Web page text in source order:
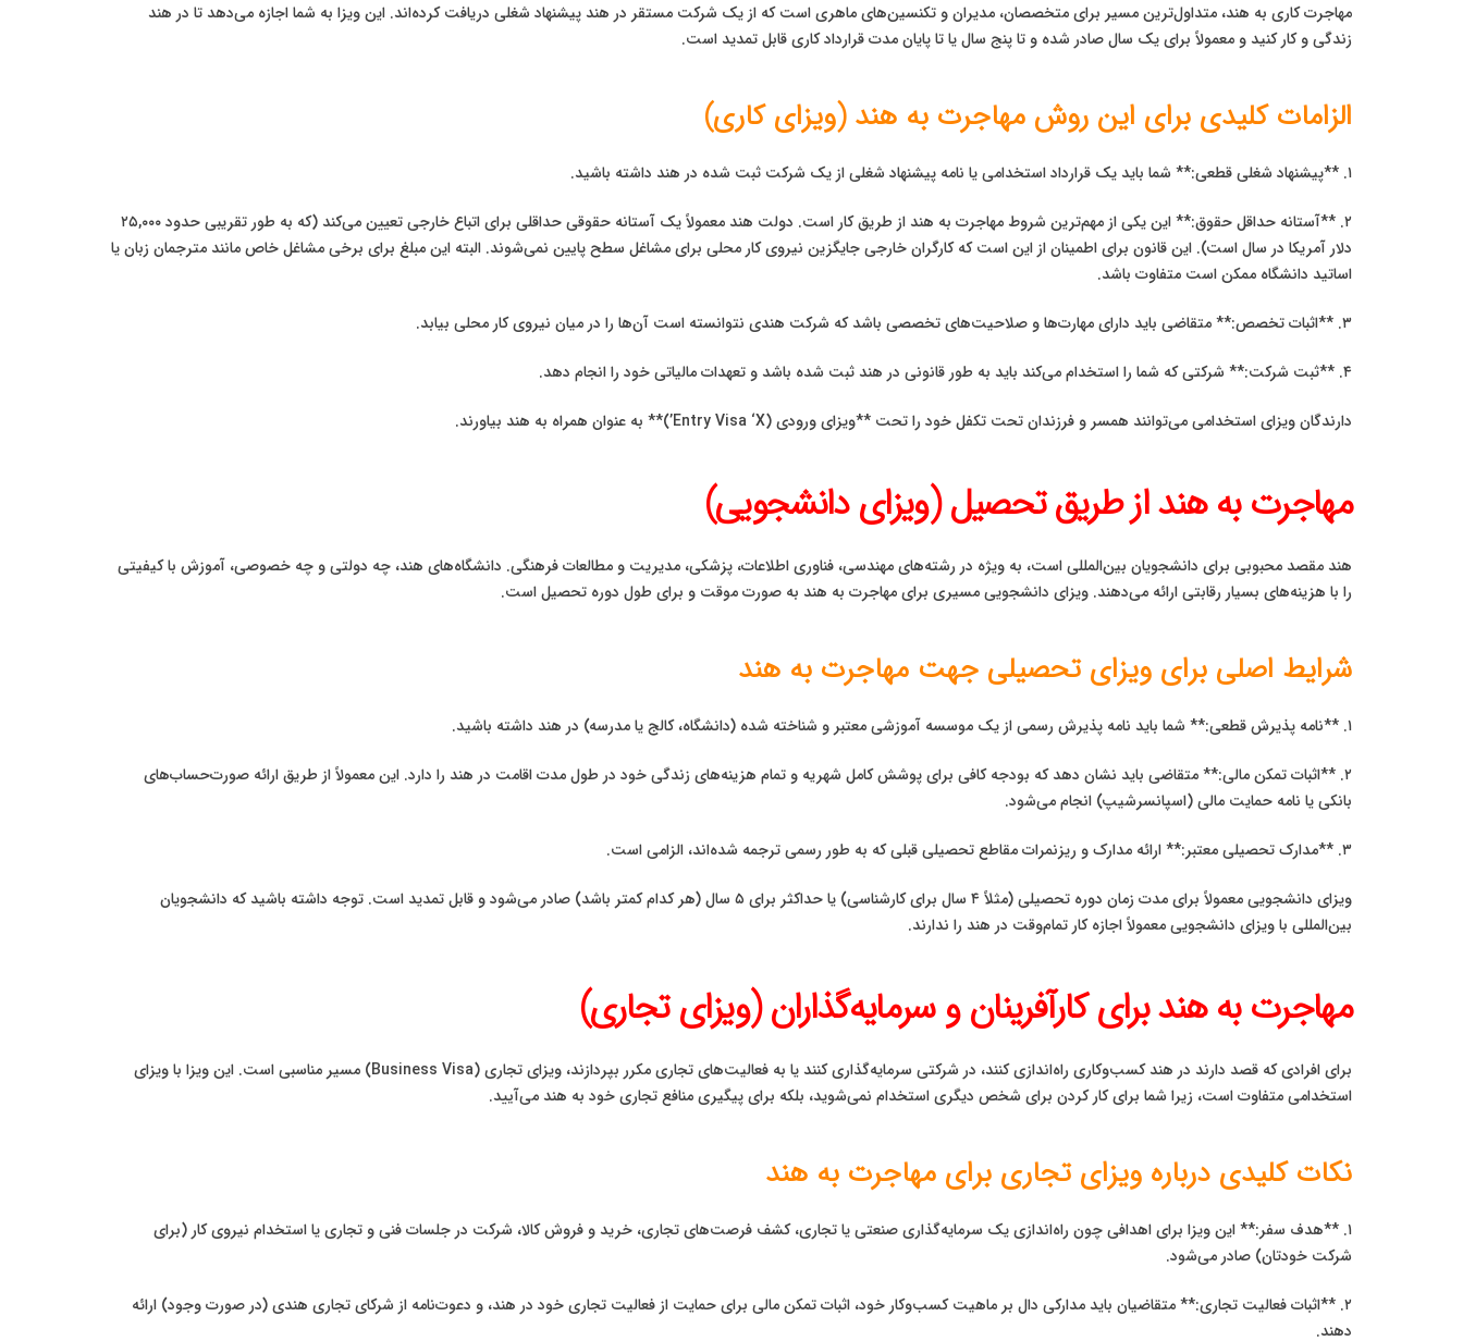
مهاجرت کاری به هند، متداول‌ترین مسیر برای متخصصان، مدیران و تکنسین‌های ماهری است که از یک شرکت مستقر در هند پیشنهاد شغلی دریافت کرده‌اند. این ویزا به شما اجازه می‌دهد تا در هند
زندگی و کار کنید و معمولاً برای یک سال صادر شده و تا پنج سال یا تا پایان مدت قرارداد کاری قابل تمدید است.
الزامات کلیدی برای این روش مهاجرت به هند (ویزای کاری)
۱. **پیشنهاد شغلی قطعی:** شما باید یک قرارداد استخدامی یا نامه پیشنهاد شغلی از یک شرکت ثبت شده در هند داشته باشید.
۲. **آستانه حداقل حقوق:** این یکی از مهم‌ترین شروط مهاجرت به هند از طریق کار است. دولت هند معمولاً یک آستانه حقوقی حداقلی برای اتباع خارجی تعیین می‌کند (که به طور تقریبی حدود ۲۵,۰۰۰
دلار آمریکا در سال است). این قانون برای اطمینان از این است که کارگران خارجی جایگزین نیروی کار محلی برای مشاغل سطح پایین نمی‌شوند. البته این مبلغ برای برخی مشاغل خاص مانند مترجمان زبان یا
اساتید دانشگاه ممکن است متفاوت باشد.
۳. **اثبات تخصص:** متقاضی باید دارای مهارت‌ها و صلاحیت‌های تخصصی باشد که شرکت هندی نتوانسته است آن‌ها را در میان نیروی کار محلی بیابد.
۴. **ثبت شرکت:** شرکتی که شما را استخدام می‌کند باید به طور قانونی در هند ثبت شده باشد و تعهدات مالیاتی خود را انجام دهد.
دارندگان ویزای استخدامی می‌توانند همسر و فرزندان تحت تکفل خود را تحت **ویزای ورودی (Entry Visa ‘X’)** به عنوان همراه به هند بیاورند.
مهاجرت به هند از طریق تحصیل (ویزای دانشجویی)
هند مقصد محبوبی برای دانشجویان بین‌المللی است، به ویژه در رشته‌های مهندسی، فناوری اطلاعات، پزشکی، مدیریت و مطالعات فرهنگی. دانشگاه‌های هند، چه دولتی و چه خصوصی، آموزش با کیفیتی
را با هزینه‌های بسیار رقابتی ارائه می‌دهند. ویزای دانشجویی مسیری برای مهاجرت به هند به صورت موقت و برای طول دوره تحصیل است.
شرایط اصلی برای ویزای تحصیلی جهت مهاجرت به هند
۱. **نامه پذیرش قطعی:** شما باید نامه پذیرش رسمی از یک موسسه آموزشی معتبر و شناخته شده (دانشگاه، کالج یا مدرسه) در هند داشته باشید.
۲. **اثبات تمکن مالی:** متقاضی باید نشان دهد که بودجه کافی برای پوشش کامل شهریه و تمام هزینه‌های زندگی خود در طول مدت اقامت در هند را دارد. این معمولاً از طریق ارائه صورت‌حساب‌های
بانکی یا نامه حمایت مالی (اسپانسرشیپ) انجام می‌شود.
۳. **مدارک تحصیلی معتبر:** ارائه مدارک و ریزنمرات مقاطع تحصیلی قبلی که به طور رسمی ترجمه شده‌اند، الزامی است.
ویزای دانشجویی معمولاً برای مدت زمان دوره تحصیلی (مثلاً ۴ سال برای کارشناسی) یا حداکثر برای ۵ سال (هر کدام کمتر باشد) صادر می‌شود و قابل تمدید است. توجه داشته باشید که دانشجویان
بین‌المللی با ویزای دانشجویی معمولاً اجازه کار تمام‌وقت در هند را ندارند.
مهاجرت به هند برای کارآفرینان و سرمایه‌گذاران (ویزای تجاری)
برای افرادی که قصد دارند در هند کسب‌وکاری راه‌اندازی کنند، در شرکتی سرمایه‌گذاری کنند یا به فعالیت‌های تجاری مکرر بپردازند، ویزای تجاری (Business Visa) مسیر مناسبی است. این ویزا با ویزای
استخدامی متفاوت است، زیرا شما برای کار کردن برای شخص دیگری استخدام نمی‌شوید، بلکه برای پیگیری منافع تجاری خود به هند می‌آیید.
نکات کلیدی درباره ویزای تجاری برای مهاجرت به هند
۱. **هدف سفر:** این ویزا برای اهدافی چون راه‌اندازی یک سرمایه‌گذاری صنعتی یا تجاری، کشف فرصت‌های تجاری، خرید و فروش کالا، شرکت در جلسات فنی و تجاری یا استخدام نیروی کار (برای
شرکت خودتان) صادر می‌شود.
۲. **اثبات فعالیت تجاری:** متقاضیان باید مدارکی دال بر ماهیت کسب‌وکار خود، اثبات تمکن مالی برای حمایت از فعالیت تجاری خود در هند، و دعوت‌نامه از شرکای تجاری هندی (در صورت وجود) ارائه
دهند.